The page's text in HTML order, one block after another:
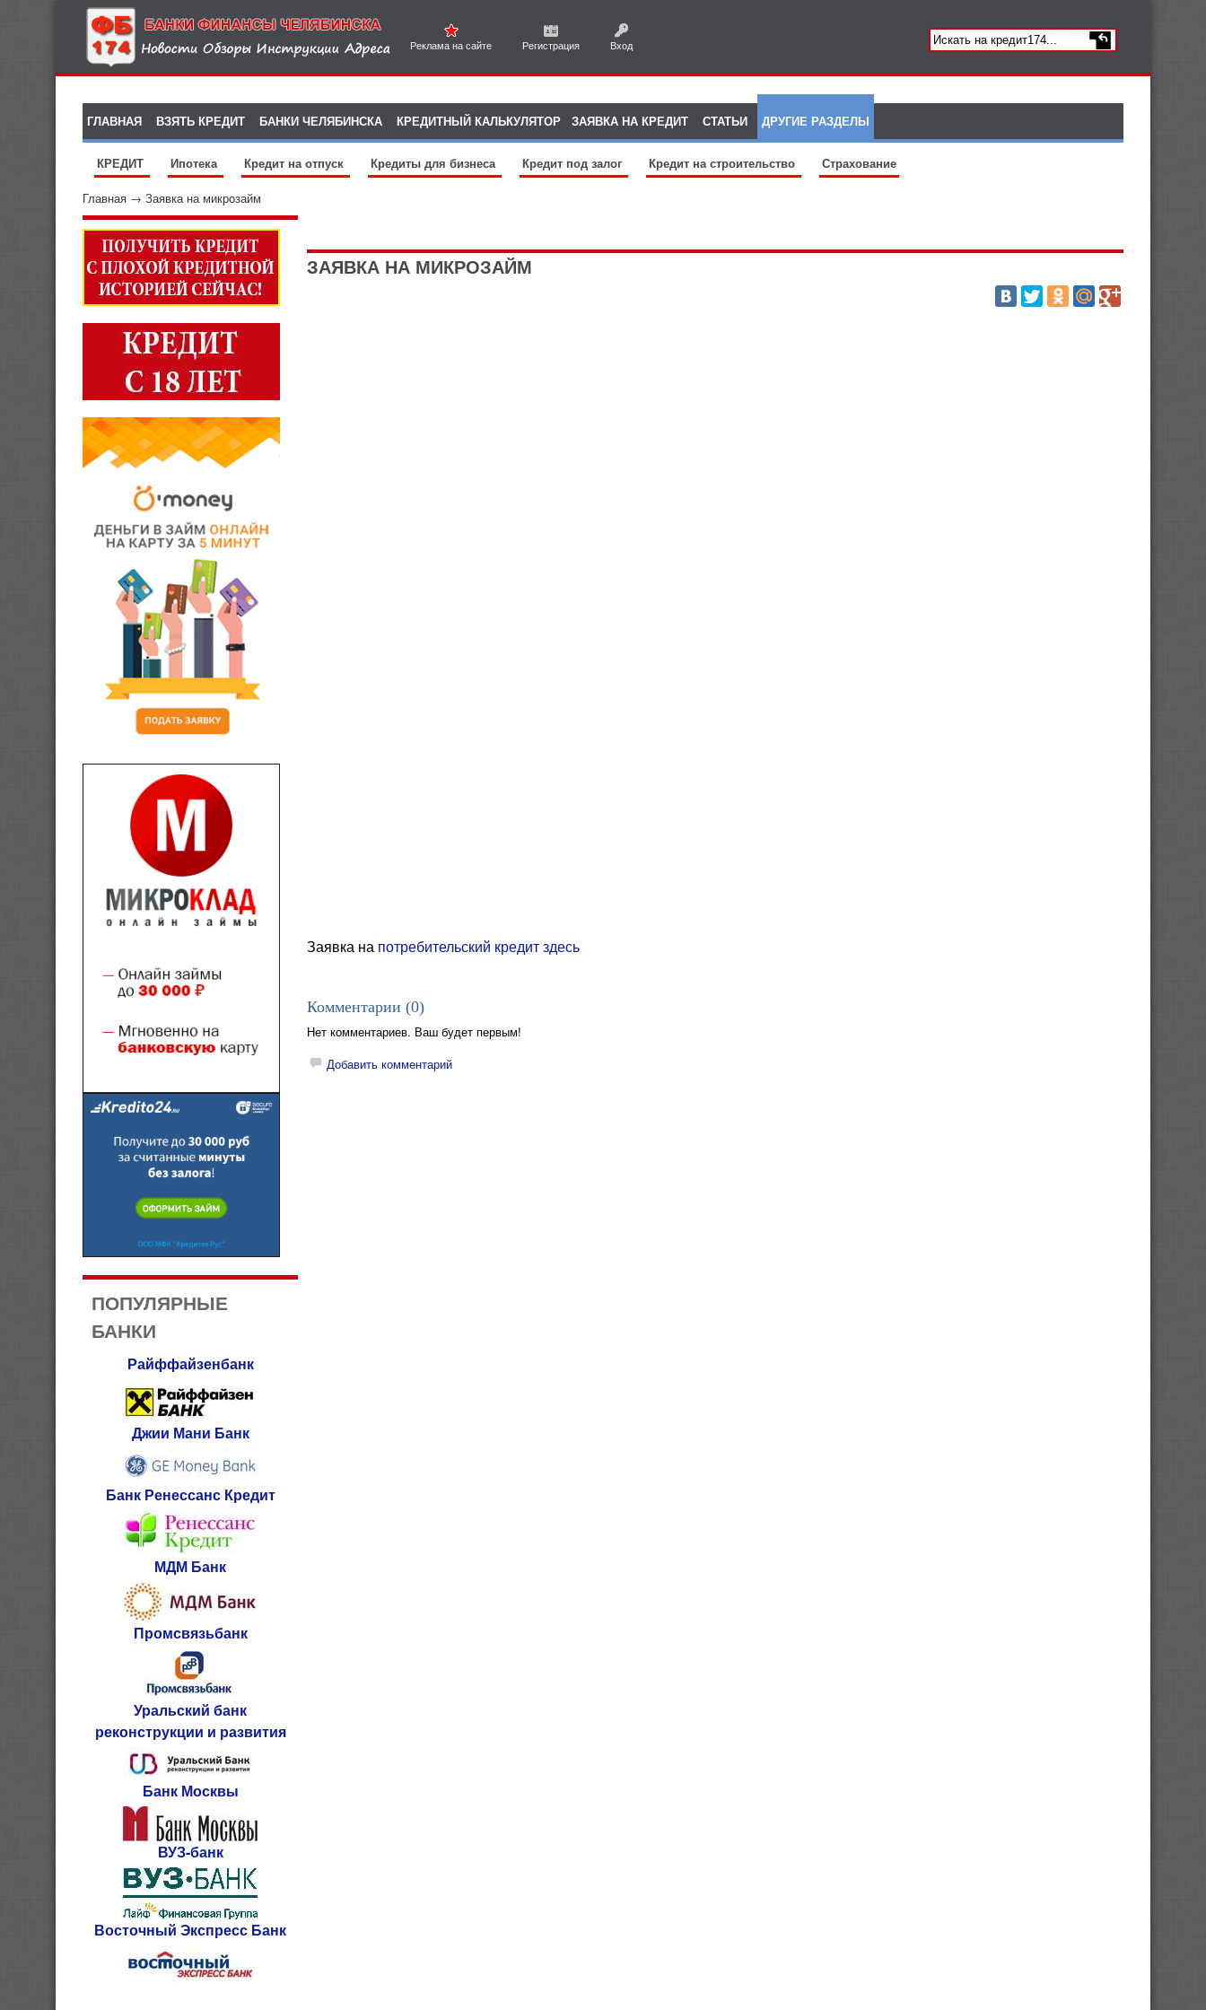
Реклама на сайте Регистрация Вход
ГЛАВНАЯ ВЗЯТЬ КРЕДИТ БАНКИ ЧЕЛЯБИНСКА КРЕДИТНЫЙ КАЛЬКУЛЯТОР ЗАЯВКА НА КРЕДИТ СТАТЬИ ДРУГИЕ РАЗДЕЛЫ
КРЕДИТ Ипотека Кредит на отпуск Кредиты для бизнеса Кредит под залог Кредит на строительство Страхование
Главная → Заявка на микрозайм
ПОПУЛЯРНЫЕ
БАНКИ
Райффайзенбанк
Джии Мани Банк
Банк Ренессанс Кредит
МДМ Банк
Промсвязьбанк
Уральский банк
реконструкции и развития
Банк Москвы
ВУЗ-банк
Восточный Экспресс Банк
ЗАЯВКА НА МИКРОЗАЙМ
Заявка на потребительский кредитздесь
Комментарии (0)
Нет комментариев. Ваш будет первым!
Добавить комментарий